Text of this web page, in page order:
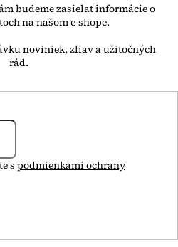
budeme zasielať informácie o
na našom e-shope.
s podmienkami ochrany